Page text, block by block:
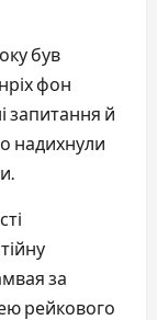
був
фон
запитання й
надихнули
за
рейкового